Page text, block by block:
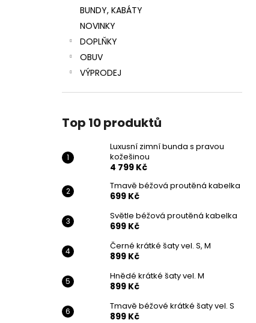
BUNDY, KABÁTY
NOVINKY
DOPLŇKY
OBUV
VÝPRODEJ
Top 10 produktů
Luxusní zimní bunda s pravou
kožešinou
4 799 Kč
Tmavě béžová proutěná kabelka
699 Kč
Světle béžová proutěná kabelka
699 Kč
Černé krátké šaty vel. S, M
899 Kč
Hnědé krátké šaty vel. M
899 Kč
Tmavě béžové krátké šaty vel. S
899 Kč